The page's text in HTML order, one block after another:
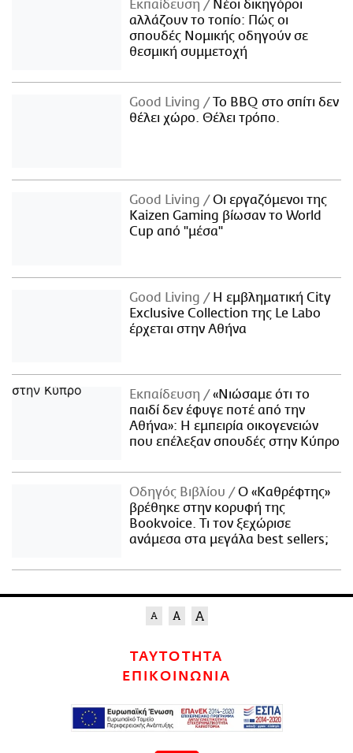
Εκπαίδευση
Νέοι δικηγόροι
αλλάζουν το τοπίο: Πώς οι
σπουδές Νομικής οδηγούν σε
θεσμική συμμετοχή
Good Living
Το BBQ στο σπίτι δεν
θέλει χώρο. Θέλει τρόπο.
Good Living
Οι εργαζόμενοι της
Kaizen Gaming βίωσαν το World
Cup από "μέσα"
Good Living
Η εμβληματική City
Exclusive Collection της Le Labo
έρχεται στην Αθήνα
Εκπαίδευση
«Νιώσαμε ότι το
παιδί δεν έφυγε ποτέ από την
Αθήνα»: Η εμπειρία οικογενειών
που επέλεξαν σπουδές στην Κύπρο
Οδηγός Βιβλίου
Ο «Καθρέφτης»
βρέθηκε στην κορυφή της
Bookvoice. Τι τον ξεχώρισε
ανάμεσα στα μεγάλα best sellers;
ΤΑΥΤΟΤΗΤΑ
ΕΠΙΚΟΙΝΩΝΙΑ